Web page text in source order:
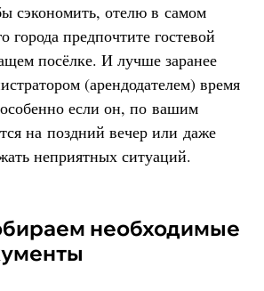
сэкономить, отелю в самом
города предпочтите гостевой
посёлке. И лучше заранее
(арендодателем) время
если он, по вашим
на поздний вечер или даже
неприятных ситуаций.